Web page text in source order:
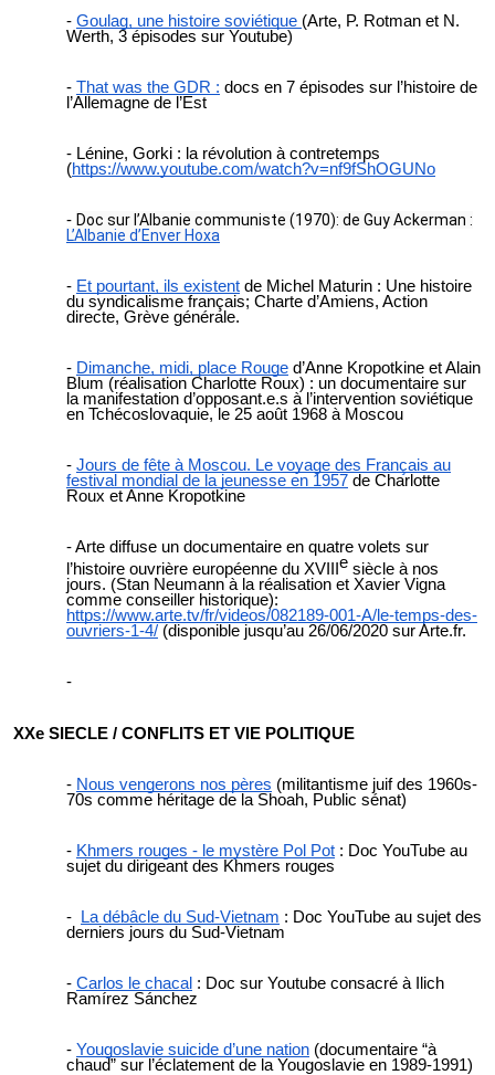
Goulag, une histoire soviétique (Arte, P. Rotman et N.
Werth, 3 épisodes sur Youtube)
That was the GDR : docs en 7 épisodes sur l’histoire de
l’Allemagne de l’Est
Lénine, Gorki : la révolution à contretemps
(https://www.youtube.com/watch?v=nf9fShOGUNo
Doc sur l’Albanie communiste (1970): de Guy Ackerman :
L’Albanie d’Enver Hoxa
Et pourtant, ils existent de Michel Maturin : Une histoire
du syndicalisme français; Charte d’Amiens, Action
directe, Grève générale.
Dimanche, midi, place Rouge d’Anne Kropotkine et Alain
Blum (réalisation Charlotte Roux) : un documentaire sur
la manifestation d’opposant.e.s à l’intervention soviétique
en Tchécoslovaquie, le 25 août 1968 à Moscou
Jours de fête à Moscou. Le voyage des Français au
festival mondial de la jeunesse en 1957 de Charlotte
Roux et Anne Kropotkine
Arte diffuse un documentaire en quatre volets sur
l’histoire ouvrière européenne du XVIII e siècle à nos
jours. (Stan Neumann à la réalisation et Xavier Vigna
comme conseiller historique):
https://www.arte.tv/fr/videos/082189-001-A/le-temps-des-
ouvriers-1-4/ (disponible jusqu’au 26/06/2020 sur Arte.fr.
XXe SIECLE / CONFLITS ET VIE POLITIQUE
Nous vengerons nos pères (militantisme juif des 1960s-
70s comme héritage de la Shoah, Public sénat)
Khmers rouges - le mystère Pol Pot : Doc YouTube au
sujet du dirigeant des Khmers rouges
La débâcle du Sud-Vietnam : Doc YouTube au sujet des
derniers jours du Sud-Vietnam
Carlos le chacal : Doc sur Youtube consacré à Ilich
Ramírez Sánchez
Yougoslavie suicide d’une nation (documentaire “à
chaud” sur l’éclatement de la Yougoslavie en 1989-1991)